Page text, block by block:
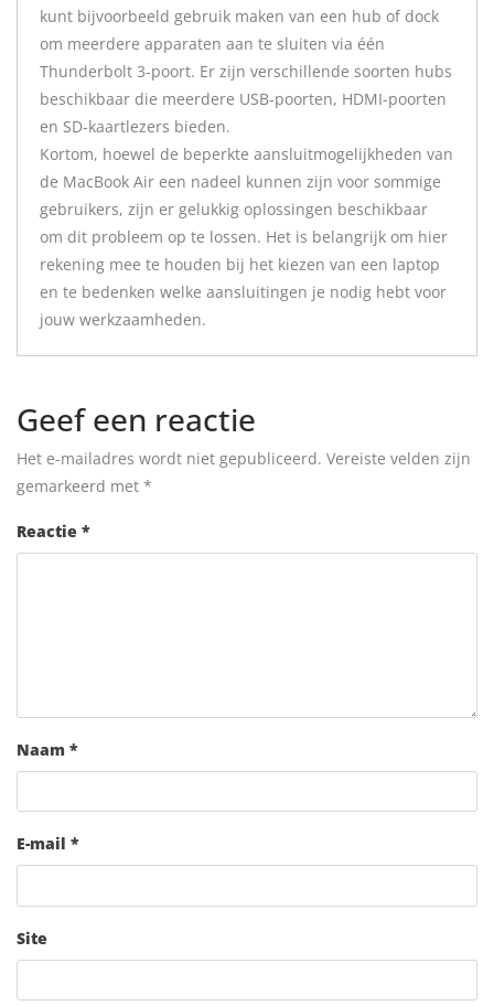
kunt bijvoorbeeld gebruik maken van een hub of dock
om meerdere apparaten aan te sluiten via één
Thunderbolt 3-poort. Er zijn verschillende soorten hubs
beschikbaar die meerdere USB-poorten, HDMI-poorten
en SD-kaartlezers bieden.
Kortom, hoewel de beperkte aansluitmogelijkheden van
de MacBook Air een nadeel kunnen zijn voor sommige
gebruikers, zijn er gelukkig oplossingen beschikbaar
om dit probleem op te lossen. Het is belangrijk om hier
rekening mee te houden bij het kiezen van een laptop
en te bedenken welke aansluitingen je nodig hebt voor
jouw werkzaamheden.
Geef een reactie
Het e-mailadres wordt niet gepubliceerd. Vereiste velden zijn
gemarkeerd met *
Reactie *
Naam *
E-mail *
Site